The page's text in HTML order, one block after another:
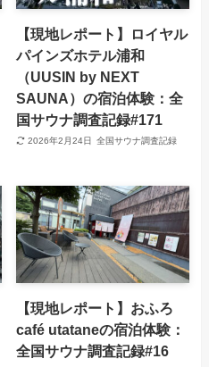
【現地レポート】ロイヤル
パインズホテル浦和
（UUSIN by NEXT
SAUNA）の宿泊体験：全
国サウナ調査記録#171
2026年2月24日 全国サウナ調査記録
【現地レポート】おふろ
café utataneの宿泊体験：
全国サウナ調査記録#16